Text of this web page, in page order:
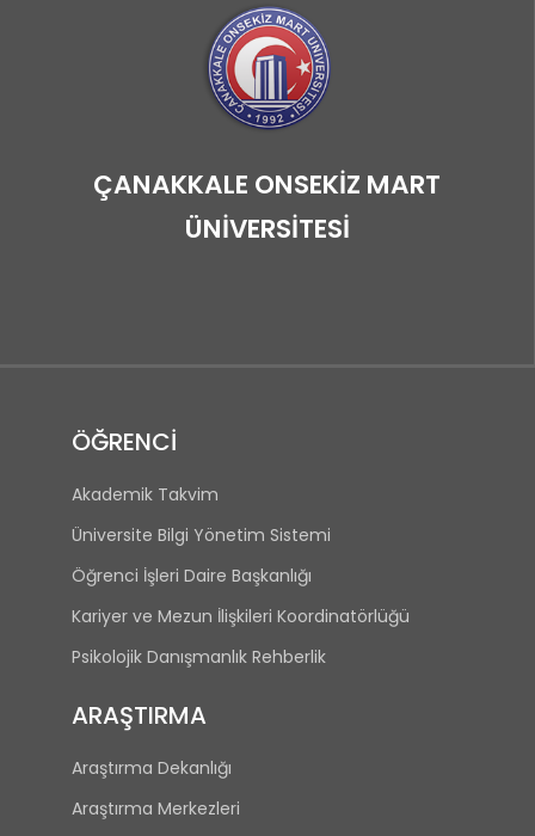
ÇANAKKALE ONSEKİZ MART
ÜNİVERSİTESİ
ÖĞRENCİ
Akademik Takvim
Üniversite Bilgi Yönetim Sistemi
Öğrenci İşleri Daire Başkanlığı
Kariyer ve Mezun İlişkileri Koordinatörlüğü
Psikolojik Danışmanlık Rehberlik
ARAŞTIRMA
Araştırma Dekanlığı
Araştırma Merkezleri